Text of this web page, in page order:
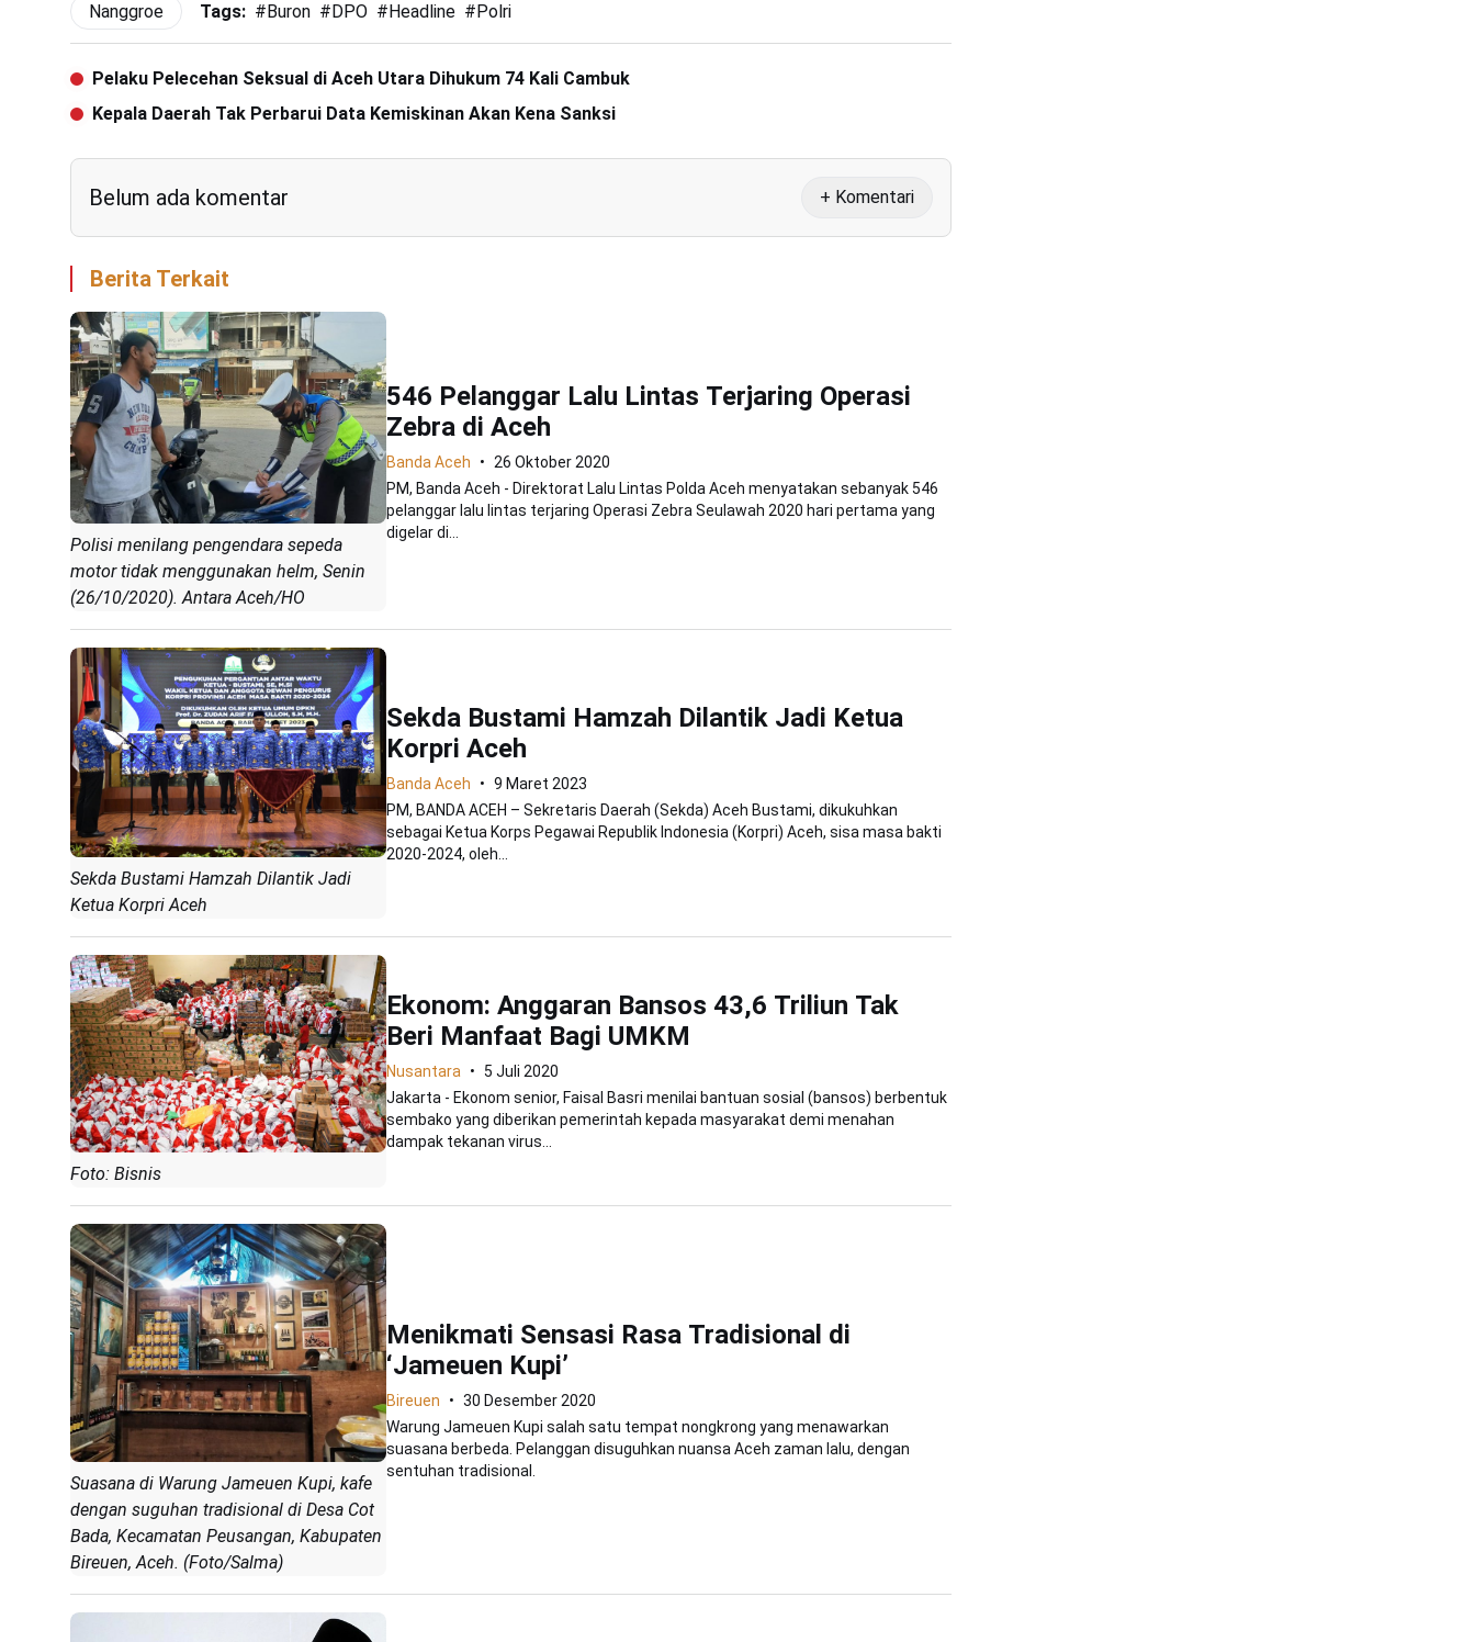
Nanggroe Tags: # Buron # DPO # Headline # Polri
Pelaku Pelecehan Seksual di Aceh Utara Dihukum 74 Kali Cambuk
Kepala Daerah Tak Perbarui Data Kemiskinan Akan Kena Sanksi
Belum ada komentar + Komentari
Berita Terkait
Polisi menilang pengendara sepeda
motor tidak menggunakan helm, Senin
(26/10/2020). Antara Aceh/HO
546 Pelanggar Lalu Lintas Terjaring Operasi
Zebra di Aceh
Banda Aceh
26 Oktober 2020
PM, Banda Aceh - Direktorat Lalu Lintas Polda Aceh menyatakan sebanyak 546
pelanggar lalu lintas terjaring Operasi Zebra Seulawah 2020 hari pertama yang
digelar di...
Sekda Bustami Hamzah Dilantik Jadi
Ketua Korpri Aceh
Sekda Bustami Hamzah Dilantik Jadi Ketua
Korpri Aceh
Banda Aceh
9 Maret 2023
PM, BANDA ACEH – Sekretaris Daerah (Sekda) Aceh Bustami, dikukuhkan
sebagai Ketua Korps Pegawai Republik Indonesia (Korpri) Aceh, sisa masa bakti
2020-2024, oleh...
Foto: Bisnis
Ekonom: Anggaran Bansos 43,6 Triliun Tak
Beri Manfaat Bagi UMKM
Nusantara
5 Juli 2020
Jakarta - Ekonom senior, Faisal Basri menilai bantuan sosial (bansos) berbentuk
sembako yang diberikan pemerintah kepada masyarakat demi menahan
dampak tekanan virus...
Suasana di Warung Jameuen Kupi, kafe
dengan suguhan tradisional di Desa Cot
Bada, Kecamatan Peusangan, Kabupaten
Bireuen, Aceh. (Foto/Salma)
Menikmati Sensasi Rasa Tradisional di
‘Jameuen Kupi’
Bireuen
30 Desember 2020
Warung Jameuen Kupi salah satu tempat nongkrong yang menawarkan
suasana berbeda. Pelanggan disuguhkan nuansa Aceh zaman lalu, dengan
sentuhan tradisional.